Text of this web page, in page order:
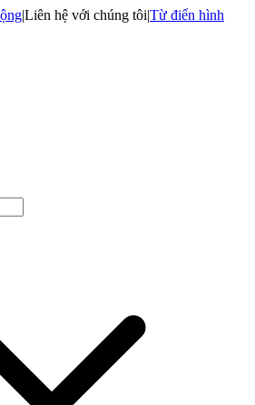
|Liên hệ với chúng tôi|Từ điển hình